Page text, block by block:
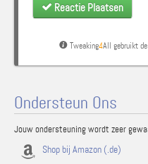
Reactie Plaatsen
Tweaking4All gebruikt
Ondersteun Ons
Jouw ondersteuning wordt zeer
Shop bij Amazon (.de)